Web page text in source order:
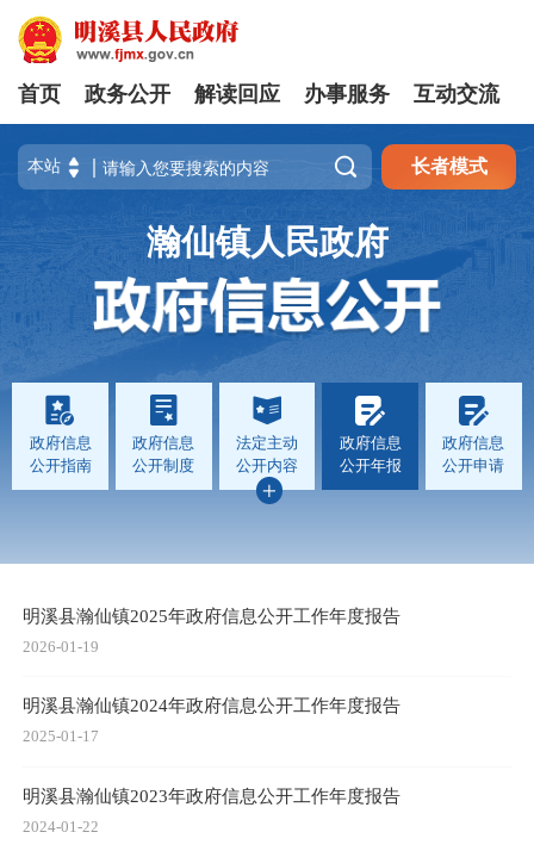
首页 政务公开 解读回应 办事服务 互动交流
 长者模式
瀚仙镇人民政府
政府信息
公开指南
政府信息
公开制度
法定主动
公开内容
政府信息
公开年报
政府信息
公开申请
明溪县瀚仙镇2025年政府信息公开工作年度报告
2026-01-19
明溪县瀚仙镇2024年政府信息公开工作年度报告
2025-01-17
明溪县瀚仙镇2023年政府信息公开工作年度报告
2024-01-22